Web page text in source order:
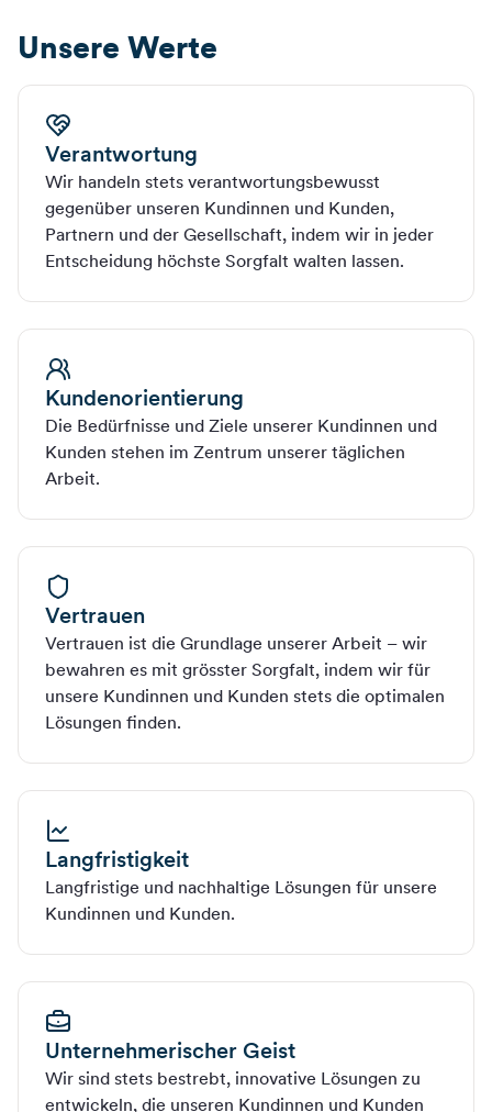
Unsere Werte
Verantwortung
Wir handeln stets verantwortungsbewusst
gegenüber unseren Kundinnen und Kunden,
Partnern und der Gesellschaft, indem wir in jeder
Entscheidung höchste Sorgfalt walten lassen.
Kundenorientierung
Die Bedürfnisse und Ziele unserer Kundinnen und
Kunden stehen im Zentrum unserer täglichen
Arbeit.
Vertrauen
Vertrauen ist die Grundlage unserer Arbeit – wir
bewahren es mit grösster Sorgfalt, indem wir für
unsere Kundinnen und Kunden stets die optimalen
Lösungen finden.
Langfristigkeit
Langfristige und nachhaltige Lösungen für unsere
Kundinnen und Kunden.
Unternehmerischer Geist
Wir sind stets bestrebt, innovative Lösungen zu
entwickeln, die unseren Kundinnen und Kunden